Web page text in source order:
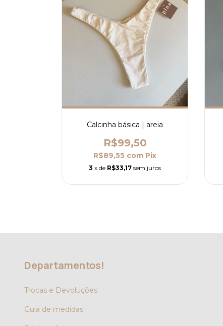
Calcinha básica | areia
R$99,50
R$89,55 com Pix
3 x de R$33,17 sem juros
Departamentos!
Trocas e Devoluções
Guia de medidas